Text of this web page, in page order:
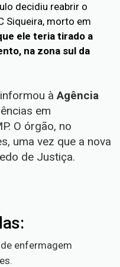
decidiu reabrir o
Siqueira, morto em
ele teria tirado a
na zona sul da
informou àAgência
em
O órgão, no
uma vez que a nova
de Justiça.
enfermagem